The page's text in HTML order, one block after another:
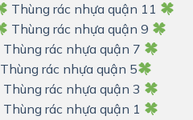
Thùng rác nhựa quận 11
Thùng rác nhựa quận 9
Thùng rác nhựa quận 7
Thùng rác nhựa quận 5
Thùng rác nhựa quận 3
Thùng rác nhựa quận 1